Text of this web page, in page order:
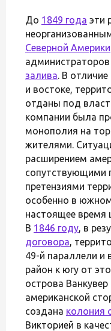
До 1849 года эти
Северной Америки
администраторов
залива. В отличие
и востоке,
отданы под
компании была
монополия на
жителями.
расширением
сопутствующими
претензиями
особенно в
настоящее время
В 1846 году, в
договора,
49-й параллели
район к югу от
острова
американской
создана колония
Викторией в